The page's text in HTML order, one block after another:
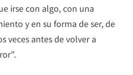
irse con algo, con una
y en su forma de ser, de
veces antes de volver a